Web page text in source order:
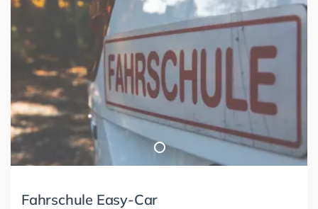
Fahrschule Easy-Car